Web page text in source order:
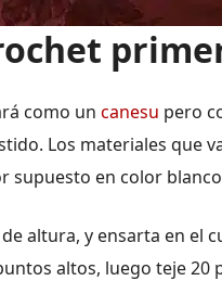
como un canesu pero
Los materiales que
en color
altura, y ensarta en el
altos, luego teje 20